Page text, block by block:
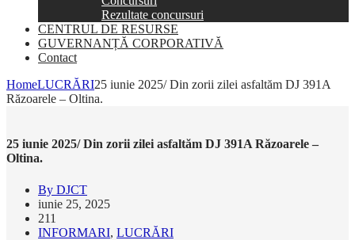
Rezultate concursuri
CENTRUL DE RESURSE
GUVERNANȚĂ CORPORATIVĂ
Contact
HomeLUCRĂRI25 iunie 2025/ Din zorii zilei asfaltăm DJ 391A
Răzoarele – Oltina.
25 iunie 2025/ Din zorii zilei asfaltăm DJ 391A Răzoarele –
Oltina.
By DJCT
iunie 25, 2025
211
INFORMARI, LUCRĂRI